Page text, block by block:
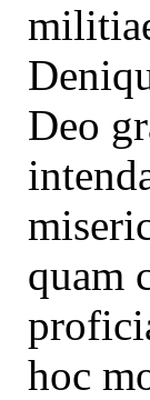
Deo
quam
hoc